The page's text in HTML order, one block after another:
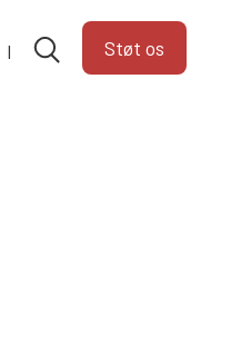
Støt os